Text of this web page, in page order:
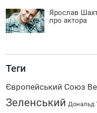
Ярослав
про актора
Теги
Європейський Союз
Зеленський Дональд